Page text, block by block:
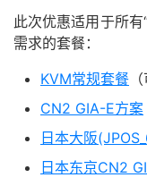
此次优惠适用于所
需求的套餐：
KVM常规套餐
CN2 GIA-E方案
日本大阪
日本东京CN2